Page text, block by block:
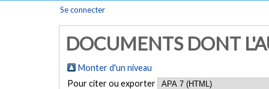
Se connecter
DOCUMENTS DONT
Monter d'un niveau
Pour citer ou exporter